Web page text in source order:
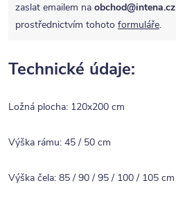
zaslat emailem na obchod@intena.cz
prostřednictvím tohoto formuláře.
Technické údaje:
Ložná plocha: 120x200 cm
Výška rámu: 45 / 50 cm
Výška čela: 85 / 90 / 95 / 100 / 105 cm